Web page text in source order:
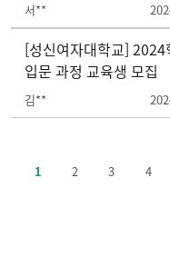
서**
[성신여자대학교] 2024
입문 과정 교육생 모집
김**
1 2 3 4